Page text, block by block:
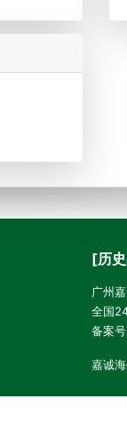
[历
广州
全国
备案
嘉诚